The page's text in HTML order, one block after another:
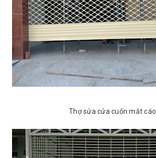
Thợ sửa cửa cuốn mắt cáo